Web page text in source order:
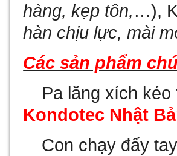
hàng, kẹp tôn, …),
hàn chịu lực, mài
Các sản phẩm
Pa lăng xích
Kondotec Nhật
Con chạy đẩy